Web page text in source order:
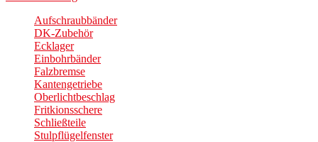
Aufschraubbänder
DK-Zubehör
Ecklager
Einbohrbänder
Falzbremse
Kantengetriebe
Oberlichtbeschlag
Fritkionsschere
Schließteile
Stulpflügelfenster